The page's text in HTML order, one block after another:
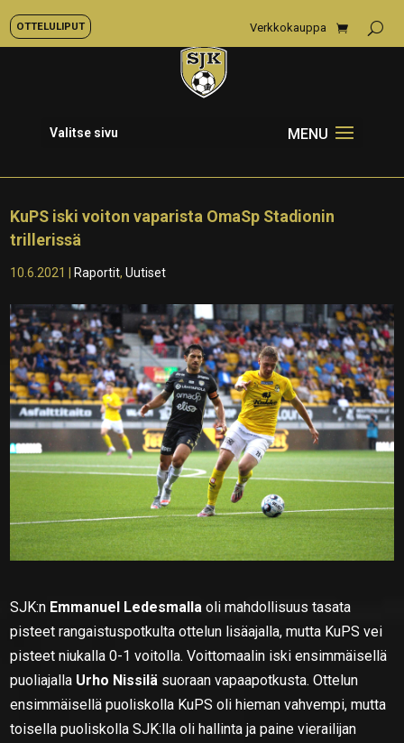
OTTELULIPUT Verkkokauppa
Valitse sivu
KuPS iski voiton vaparista OmaSp Stadionin
trillerissä
10.6.2021 Raportit,Uutiset
SJK:n Emmanuel Ledesmalla oli mahdollisuus tasata
pisteet rangaistuspotkulta ottelun lisäajalla, mutta KuPS vei
pisteet niukalla 0-1 voitolla. Voittomaalin iski ensimmäisellä
puoliajalla Urho Nissilä suoraan vapaapotkusta. Ottelun
ensimmäisellä puoliskolla KuPS oli hieman vahvempi, mutta
toisella puoliskolla SJK:lla oli hallinta ja paine vierailijan